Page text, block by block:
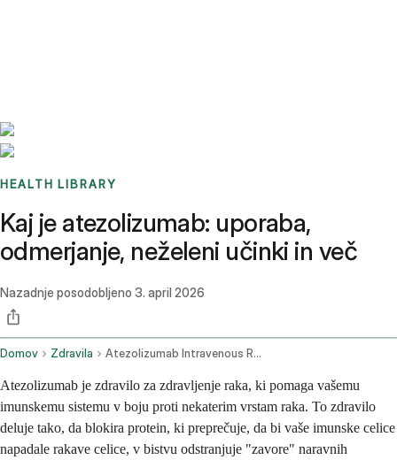
HEALTH LIBRARY
Kaj je atezolizumab: uporaba,
odmerjanje, neželeni učinki in več
Nazadnje posodobljeno 3. april 2026
Domov Zdravila Atezolizumab Intravenous Route
Atezolizumab je zdravilo za zdravljenje raka, ki pomaga vašemu
imunskemu sistemu v boju proti nekaterim vrstam raka. To zdravilo
deluje tako, da blokira protein, ki preprečuje, da bi vaše imunske celice
napadale rakave celice, v bistvu odstranjuje "zavore" naravnih